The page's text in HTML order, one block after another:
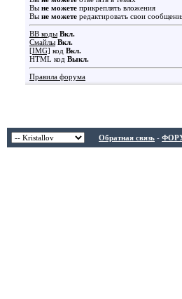
Вы не можете прикреплять вложения
Вы не можете редактировать свои
BB коды Вкл.
Смайлы Вкл.
[IMG] код Вкл.
HTML код Выкл.
Правила форума
Обратная связь -